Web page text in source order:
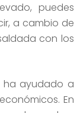
puedes
a cambio de
con los
ha ayudado a
En